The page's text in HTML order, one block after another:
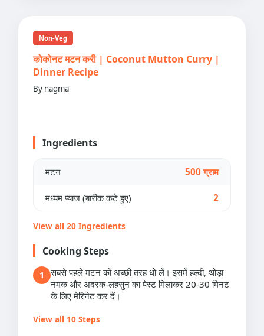
Non-Veg
कोकोनट मटन करी | Coconut Mutton Curry |
Dinner Recipe
By nagma
Ingredients
मटन 500 ग्राम
मध्यम प्याज (बारीक कटे हुए) 2
View all 20 Ingredients
Cooking Steps
1
सबसे पहले मटन को अच्छी तरह धो लें। इसमें हल्दी, थोड़ा
नमक और अदरक-लहसुन का पेस्ट मिलाकर 20-30 मिनट
के लिए मेरिनेट कर दें।
View all 10 Steps